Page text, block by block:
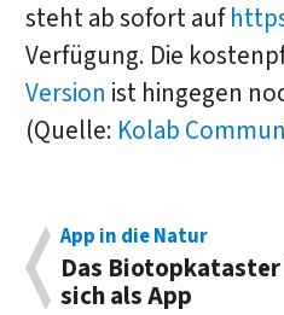
steht ab sofort auf
Verfügung. Die
Version ist hingegen
(Quelle: Kolab
App in die Natur
Das
sich als App